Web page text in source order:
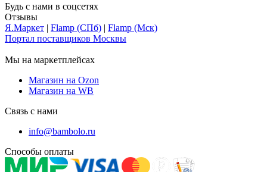
Будь с нами в соцсетях
Отзывы
Я.Маркет | Flamp (СПб) | Flamp (Мск)
Портал поставщиков Москвы
Мы на маркетплейсах
Магазин на Ozon
Магазин на WB
Связь с нами
info@bambolo.ru
Способы оплаты